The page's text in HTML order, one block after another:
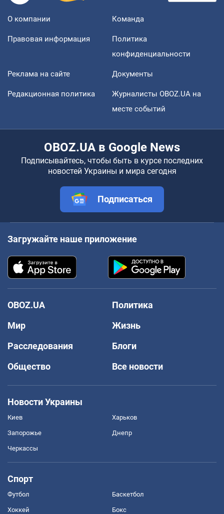
О компании Команда
Правовая информация
Политика
конфиденциальности
Реклама на сайте Документы
Редакционная политика
Журналисты OBOZ.UA на
месте событий
OBOZ.UA в Google News
Подписывайтесь, чтобы быть в курсе последних
новостей Украины и мира сегодня
Подписаться
Загружайте наше приложение
OBOZ.UA
Политика
Мир
Жизнь
Расследования
Блоги
Общество
Все новости
Новости Украины
Киев Харьков
Запорожье Днепр
Черкассы
Спорт
Футбол Баскетбол
Хоккей Бокс